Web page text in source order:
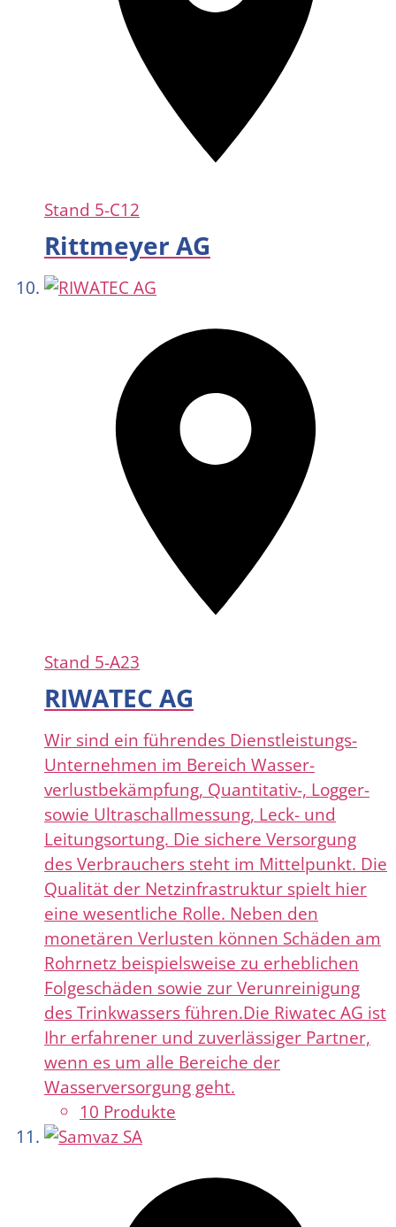
Stand 5-C12
Rittmeyer AG
Stand 5-A23
RIWATEC AG
Wir sind ein führendes Dienstleistungs-
Unternehmen im Bereich Wasser-
verlustbekämpfung, Quantitativ-, Logger-
sowie Ultraschallmessung, Leck- und
Leitungsortung. Die sichere Versorgung
des Verbrauchers steht im Mittelpunkt. Die
Qualität der Netzinfrastruktur spielt hier
eine wesentliche Rolle. Neben den
monetären Verlusten können Schäden am
Rohrnetz beispielsweise zu erheblichen
Folgeschäden sowie zur Verunreinigung
des Trinkwassers führen. ​ Die Riwatec AG ist
Ihr erfahrener und zuverlässiger Partner,
wenn es um alle Bereiche der
Wasserversorgung geht.
10 Produkte